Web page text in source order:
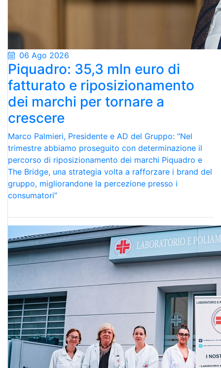
06 Ago 2026
Piquadro: 35,3 mln euro di
fatturato e riposizionamento
dei marchi per tornare a
crescere
Marco Palmieri, Presidente e AD del Gruppo: “Nel
trimestre abbiamo proseguito con determinazione il
percorso di riposizionamento dei marchi Piquadro e
The Bridge, una strategia volta a rafforzare i brand del
gruppo, migliorandone la percezione presso i
consumatori”